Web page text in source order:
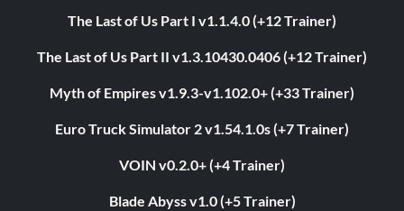
The Last of Us Part I v1.1.4.0 (+12 Trainer)
The Last of Us Part II v1.3.10430.0406 (+12 Trainer)
Myth of Empires v1.9.3-v1.102.0+ (+33 Trainer)
Euro Truck Simulator 2 v1.54.1.0s (+7 Trainer)
VOIN v0.2.0+ (+4 Trainer)
Blade Abyss v1.0 (+5 Trainer)